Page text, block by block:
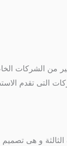
من الشركات
التى تقدم
و هى